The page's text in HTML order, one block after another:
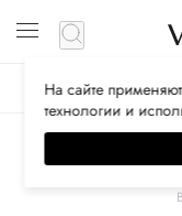
ЖЕНСКОЕ
На сайте
технологии и